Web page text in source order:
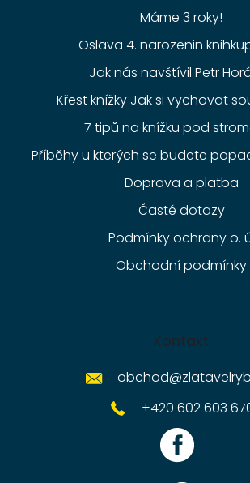
Máme 3 roky!
Oslava 4. narozenin
Jak nás navštívil Petr
Křest knížky Jak si vychovat
7 tipů na knížku pod
Příběhy u kterých se budete
Doprava a platba
Časté dotazy
Podmínky ochrany o.
Obchodní podmínky
Kontakt
obchod@
+420 602 603